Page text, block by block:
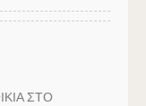
ΣΤΟ